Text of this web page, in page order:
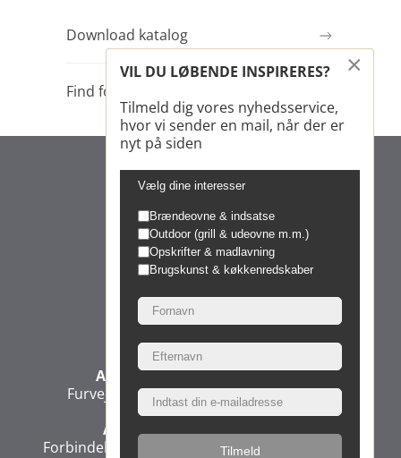
Download katalog
Find forhandler
Morsø Jernstøberi A/S
Administration & Produktion
Furvej 6, 7900 Nykøbing Mors, Denmark
Administration & Direktion
Forbindelsesvej 3, 2100 Copenhagen, Denmark
×
VIL DU LØBENDE INSPIRERES?
Tilmeld dig vores nyhedsservice,
hvor vi sender en mail, når der er
nyt på siden
Vælg dine interesser
Brændeovne & indsatse
Outdoor (grill & udeovne m.m.)
Opskrifter & madlavning
Brugskunst & køkkenredskaber
Tilmeld